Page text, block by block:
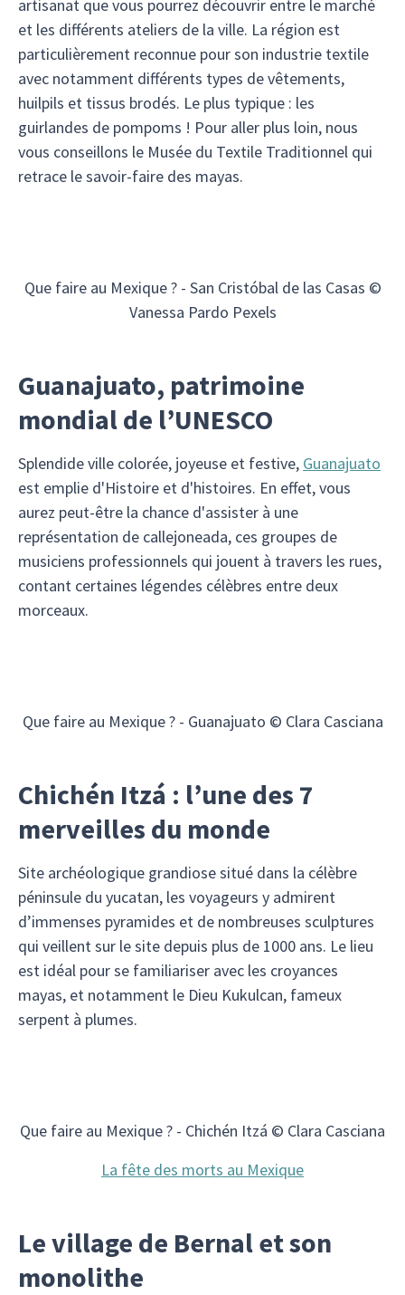
artisanat que vous pourrez découvrir entre le marché
et les différents ateliers de la ville. La région est
particulièrement reconnue pour son industrie textile
avec notamment différents types de vêtements,
huilpils et tissus brodés. Le plus typique : les
guirlandes de pompoms ! Pour aller plus loin, nous
vous conseillons le Musée du Textile Traditionnel qui
retrace le savoir-faire des mayas.
Que faire au Mexique ? - San Cristóbal de las Casas ©
Vanessa Pardo Pexels
Guanajuato, patrimoine
mondial de l’UNESCO
Splendide ville colorée, joyeuse et festive, Guanajuato
est emplie d'Histoire et d'histoires. En effet, vous
aurez peut-être la chance d'assister à une
représentation de callejoneada, ces groupes de
musiciens professionnels qui jouent à travers les rues,
contant certaines légendes célèbres entre deux
morceaux.
Que faire au Mexique ? - Guanajuato © Clara Casciana
Chichén Itzá : l’une des 7
merveilles du monde
Site archéologique grandiose situé dans la célèbre
péninsule du yucatan, les voyageurs y admirent
d’immenses pyramides et de nombreuses sculptures
qui veillent sur le site depuis plus de 1000 ans. Le lieu
est idéal pour se familiariser avec les croyances
mayas, et notamment le Dieu Kukulcan, fameux
serpent à plumes.
Que faire au Mexique ? - Chichén Itzá © Clara Casciana
La fête des morts au Mexique
Le village de Bernal et son
monolithe